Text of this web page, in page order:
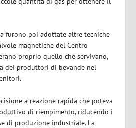
furono poi adottate altre tecniche
magnetiche del Centro
proprio quello che servivano,
dei produttori di bevande nel
a reazione rapida che poteva
di riempimento, riducendo i
di produzione industriale. La